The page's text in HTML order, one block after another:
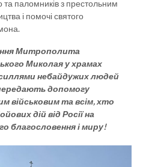
паломників з престольним
і помочі святого
Митрополита
Миколая у храмах
небайдужих людей
допомогу
військовим та всім, хто
дій від Росії на
благословення і миру!